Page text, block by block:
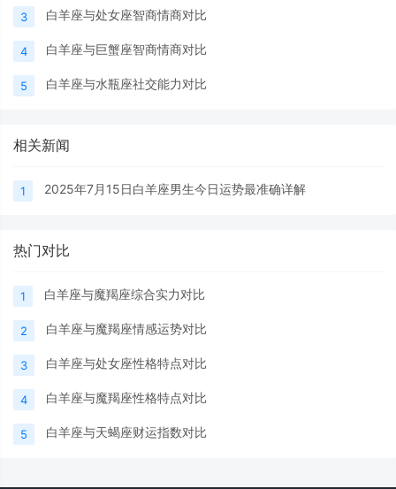
3 白羊座与处女座智商情商对比
4 白羊座与巨蟹座智商情商对比
5 白羊座与水瓶座社交能力对比
相关新闻
1 2025年7月15日白羊座男生今日运势最准确详解
热门对比
1 白羊座与魔羯座综合实力对比
2 白羊座与魔羯座情感运势对比
3 白羊座与处女座性格特点对比
4 白羊座与魔羯座性格特点对比
5 白羊座与天蝎座财运指数对比